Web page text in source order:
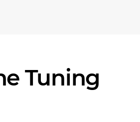
Tuning